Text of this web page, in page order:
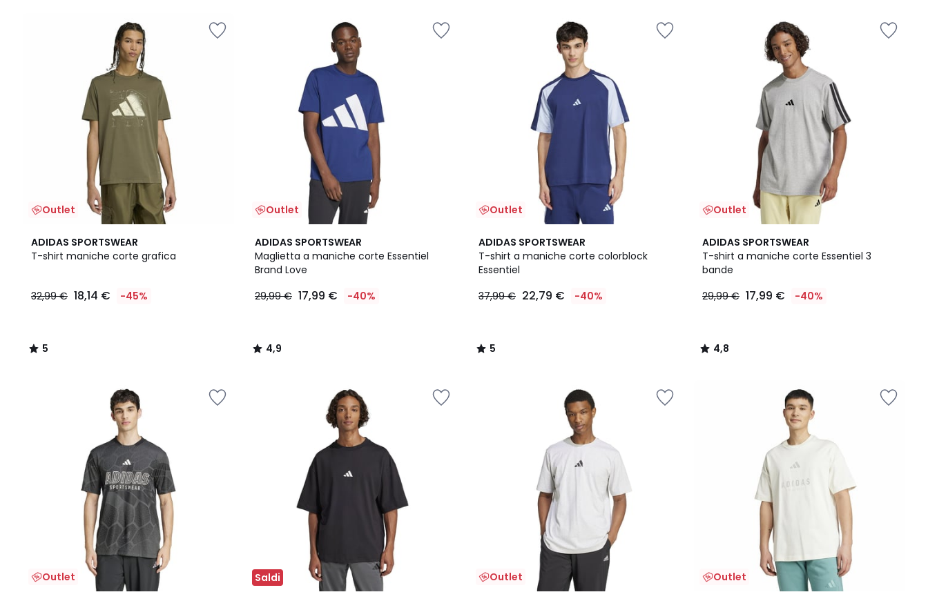
Outlet
ADIDAS SPORTSWEAR
T-shirt maniche corte grafica
32,99 € 18,14 € -45%
5
/
5
/
Outlet
ADIDAS SPORTSWEAR
Maglietta a maniche corte Essentiel
Brand Love
29,99 € 17,99 € -40%
4,9
/ 5
4,9
/
Outlet
ADIDAS SPORTSWEAR
T-shirt a maniche corte colorblock
Essentiel
37,99 € 22,79 € -40%
5
/
5
5
/
Outlet
ADIDAS SPORTSWEAR
T-shirt a maniche corte Essentiel 3
bande
29,99 € 17,99 € -40%
4,8
/ 5
4,8
/
Outlet Saldi Outlet Outlet